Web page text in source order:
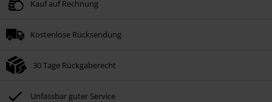
Kauf auf Rechnung
Kostenlose Rücksendung
30 Tage Rückgaberecht
Unfassbar guter Service